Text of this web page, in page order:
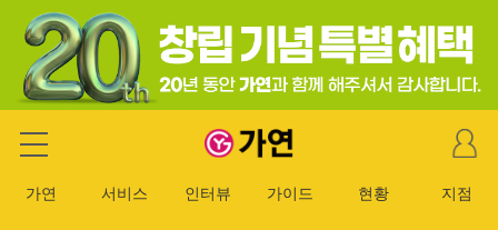
가연 결혼정보회사
마
이
이
가연 서비스 인터뷰 가이드 현황 지점